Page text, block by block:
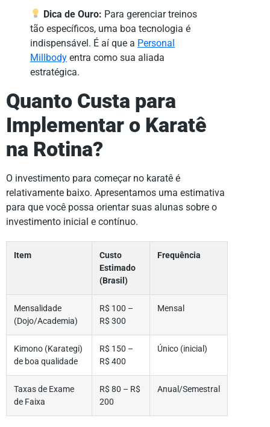
Dica de Ouro: Para gerenciar treinos
tão específicos, uma boa tecnologia é
indispensável. É aí que a Personal
Millbody entra como sua aliada
estratégica.
Quanto Custa para
Implementar o Karatê
na Rotina?
O investimento para começar no karatê é
relativamente baixo. Apresentamos uma estimativa
para que você possa orientar suas alunas sobre o
investimento inicial e contínuo.
Item
Custo
Estimado
(Brasil)
Frequência
Mensalidade
(Dojo/Academia)
R$ 100 –
R$ 300
Mensal
Kimono (Karategi)
de boa qualidade
R$ 150 –
R$ 400
Único (inicial)
Taxas de Exame
de Faixa
R$ 80 – R$
200
Anual/Semestral